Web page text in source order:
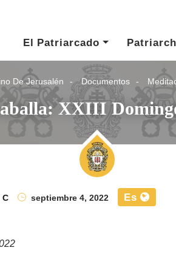
El Patriarcado
Patriarch
De Jerusalén Documentos
XXIII
septiembre 4, 2022 Es